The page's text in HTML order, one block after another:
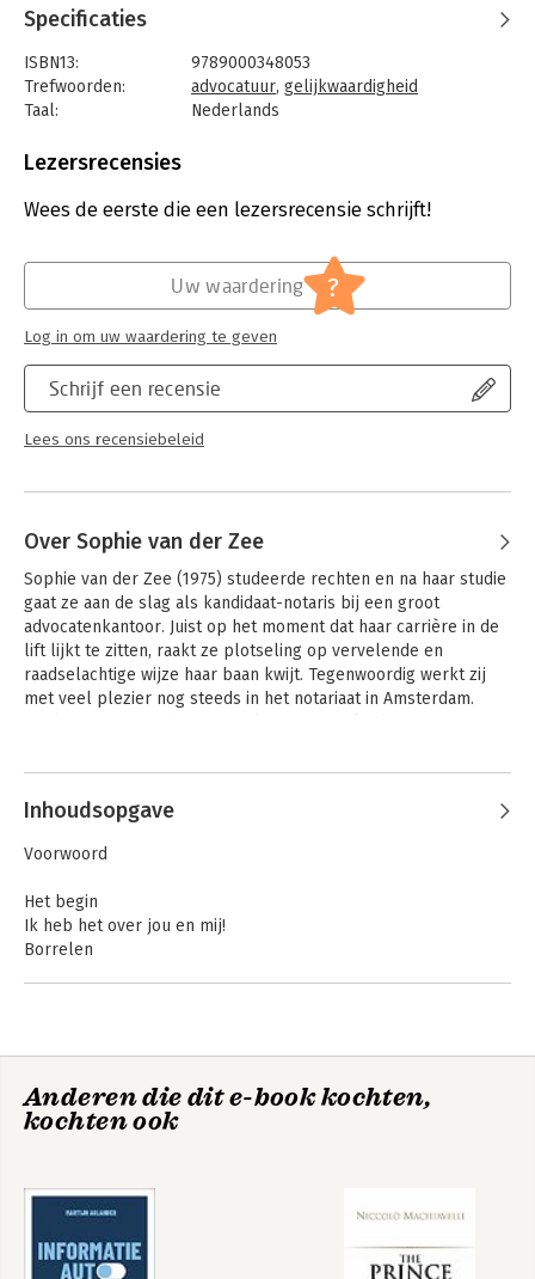
collega's. Uiteraard gebruikt ze ook haar vrouwelijke
eigenschappen om dingen voor elkaar te krijgen, maar
naarmate ze er langer werkt, wordt het steeds duidelijker dat
er geen gelijke behandeling is.
kantoor die de top willen bereiken ontslagen. Op een gegeven
moment is zij de laatste vrouw op haar afdeling. Na een
succesvol jaar, goede vooruitzichten en een tweede kind op
komst, wordt Sophie opeens verteld dat er geen plek meer
danken of ligt het aan iets anders?
'Een hen tussen de haantjes' bevat niet alleen hilarische
anekdotes, maar brengt ook een discussie op gang. Krijgen
tradities, een studentencorpsverleden en het old-boys-
network hoog in het vaandel staan? Sophie gaat op originele,
humoristische en nuchtere wijze op zoek naar de waarheid.
Specificaties
ISBN13:
9789000348053
Trefwoorden:
advocatuur, gelijkwaardigheid
Taal:
Nederlands
Beveiliging:
Aantal pagina's:
169
Verschijningsdatum:
18-10-2015
Hoofdrubriek:
Jongbloed:
Recht algemeen
Lezersrecensies
Wees de eerste die een lezersrecensie schrijft!
Schrijf een recensie
Lees ons recensiebeleid
Uw waardering ?
Log in om uw waardering te geven
Over Sophie van der Zee
Sophie van der Zee (1975) studeerde rechten en na haar studie
gaat ze aan de slag als kandidaat-notaris bij een groot
advocatenkantoor. Juist op het moment dat haar carrière in de
lift lijkt te zitten, raakt ze plotseling op vervelende en
raadselachtige wijze haar baan kwijt. Tegenwoordig werkt zij
met veel plezier nog steeds in het notariaat in Amsterdam.
Inhoudsopgave
Voorwoord
Het begin
Ik heb het over jou en mij!
Borrelen
Foutje...
Verandering van spijs...
Nachtwerk
Milaan
Awards
De pil
Anderen die dit e-book kochten,
kochten ook